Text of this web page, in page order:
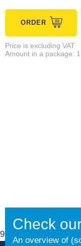
ORDER
Price is excluding VAT
Amount in a package: 1
9.1
Check
An overview of